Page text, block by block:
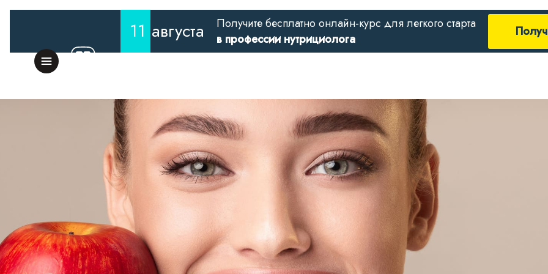
11 августа
Получите бесплатно онлайн-курс для легкого старта
в профессии нутрициолога